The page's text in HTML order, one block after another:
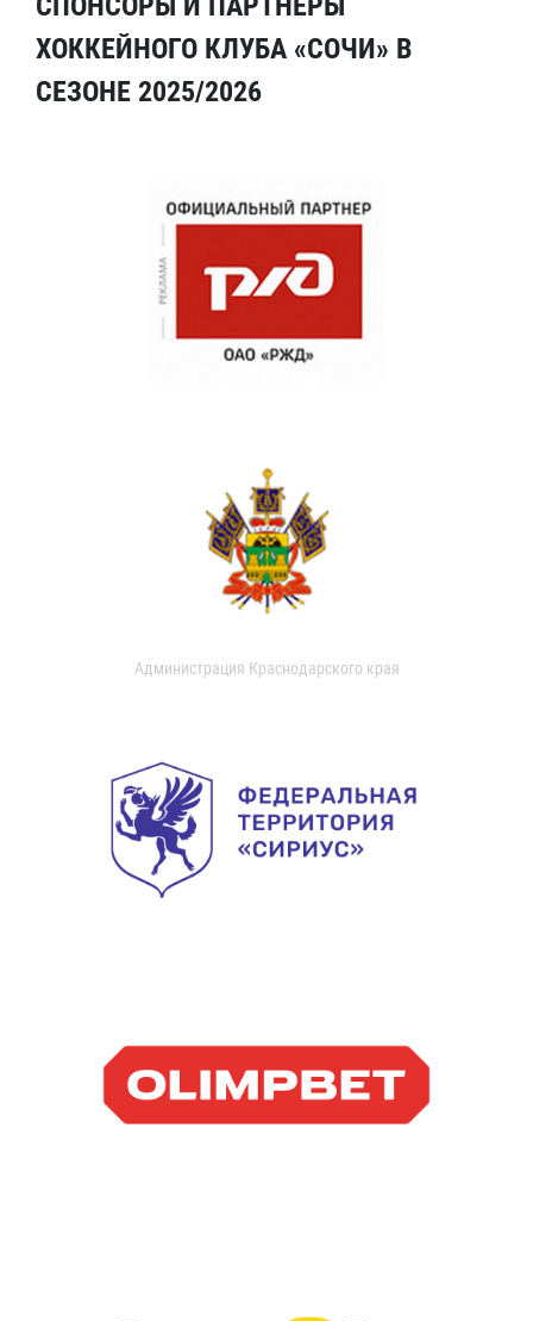
ХОККЕЙНОГО КЛУБА «СОЧИ» В
СЕЗОНЕ 2025/2026
Администрация Краснодарского края